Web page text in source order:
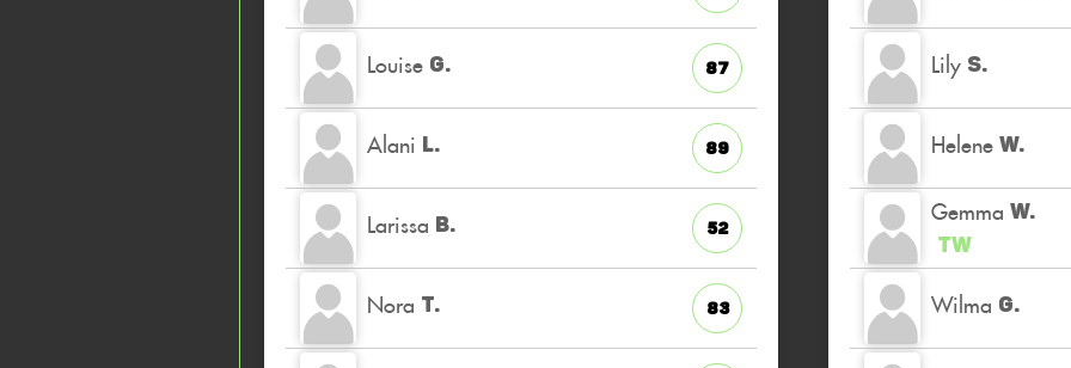
Louise G. 87
Alani L. 89
Larissa B. 52
Nora T. 83
Lily S.
Helene W.
Gemma W.
TW
Wilma G.